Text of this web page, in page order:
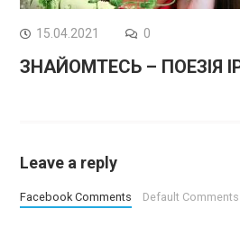
15.04.2021 0
ЗНАЙОМТЕСЬ – ПОЕЗІЯ
Leave a reply
Facebook Comments Default